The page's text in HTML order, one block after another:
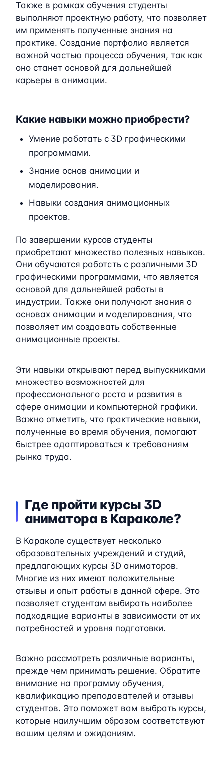
Также в рамках обучения студенты
выполняют проектную работу, что позволяет
им применять полученные знания на
практике. Создание портфолио является
важной частью процесса обучения, так как
оно станет основой для дальнейшей
карьеры в анимации.
Какие навыки можно приобрести?
Умение работать с 3D графическими
программами.
Знание основ анимации и
моделирования.
Навыки создания анимационных
проектов.
По завершении курсов студенты
приобретают множество полезных навыков.
Они обучаются работать с различными 3D
графическими программами, что является
основой для дальнейшей работы в
индустрии. Также они получают знания о
основах анимации и моделирования, что
позволяет им создавать собственные
анимационные проекты.
Эти навыки открывают перед выпускниками
множество возможностей для
профессионального роста и развития в
сфере анимации и компьютерной графики.
Важно отметить, что практические навыки,
полученные во время обучения, помогают
быстрее адаптироваться к требованиям
рынка труда.
Где пройти курсы 3D
аниматора в Караколе?
В Караколе существует несколько
образовательных учреждений и студий,
предлагающих курсы 3D аниматоров.
Многие из них имеют положительные
отзывы и опыт работы в данной сфере. Это
позволяет студентам выбирать наиболее
подходящие варианты в зависимости от их
потребностей и уровня подготовки.
Важно рассмотреть различные варианты,
прежде чем принимать решение. Обратите
внимание на программу обучения,
квалификацию преподавателей и отзывы
студентов. Это поможет вам выбрать курсы,
которые наилучшим образом соответствуют
вашим целям и ожиданиям.